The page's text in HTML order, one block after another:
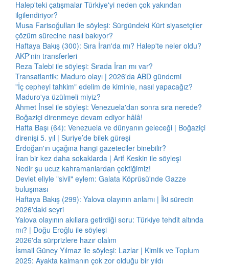
Halep'teki çatışmalar Türkiye'yi neden çok yakından
ilgilendiriyor?
Musa Farisoğulları ile söyleşi: Sürgündeki Kürt siyasetçiler
çözüm sürecine nasıl bakıyor?
Haftaya Bakış (300): Sıra İran'da mı? Halep'te neler oldu?
AKP'nin transferleri
Reza Talebi ile söyleşi: Sırada İran mı var?
Transatlantik: Maduro olayı | 2026'da ABD gündemi
"İç cepheyi tahkim" edelim de kiminle, nasıl yapacağız?
Maduro'ya üzülmeli miyiz?
Ahmet İnsel ile söyleşi: Venezuela'dan sonra sıra nerede?
Boğaziçi direnmeye devam ediyor hâlâ!
Hafta Başı (64): Venezuela ve dünyanın geleceği | Boğaziçi
direnişi 5. yıl | Suriye’de bilek güreşi
Erdoğan'ın uçağına hangi gazeteciler binebilir?
İran bir kez daha sokaklarda | Arif Keskin ile söyleşi
Nedir şu ucuz kahramanlardan çektiğimiz!
Devlet eliyle "sivil" eylem: Galata Köprüsü'nde Gazze
buluşması
Haftaya Bakış (299): Yalova olayının anlamı | İki sürecin
2026'daki seyri
Yalova olayının akıllara getirdiği soru: Türkiye tehdit altında
mı? | Doğu Eroğlu ile söyleşi
2026'da sürprizlere hazır olalım
İsmail Güney Yılmaz ile söyleşi: Lazlar | Kimlik ve Toplum
2025: Ayakta kalmanın çok zor olduğu bir yıldı